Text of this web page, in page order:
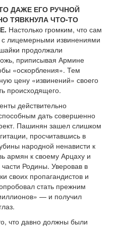
ДАЖЕ ЕГО РУЧНОЙ
ТЯВКНУЛА ЧТО-ТО
Настолько громким, что сам
лицемерными извинениями
продолжали
приписывая Армине
«оскорбления». Тем
цену «извинений» своего
происходящего.
действительно
дать совершенно
Пашинян зашел слишком
просчитавшись в
народной ненависти к
армян к своему Арцаху и
Родины. Уверовав в
своих пропагандистов и
стать прежним
— и получил
что давно должны были